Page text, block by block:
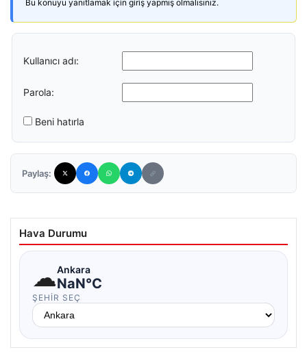
Bu konuyu yanıtlamak için giriş yapmış olmalısınız.
Kullanıcı adı:
Parola:
Beni hatırla
Paylaş:
Hava Durumu
☁Ankara
NaN°C
ŞEHIR SEÇ